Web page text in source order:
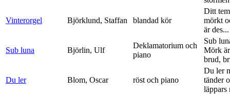
Vinterorgel Björklund, Staffan blandad kör
Ditt
mörkt
är des...
Sub luna Björlin, Ulf
Deklamatorium och
piano
Sub
Mörk
brud,
Du ler Blom, Oscar röst och piano
Du ler
tänder
läppars